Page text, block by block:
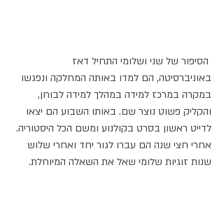
הסיפור של שני ושלומי התחיל דאז
באוניברסיטה, הם למדו באותה המחלקה ונפגשו
במקרה במרכז למידה במהלך למידה לבוחן,
והקליק פשוט נוצר שם. באותו השבוע הם יצאו
לדייט ראשון בסרט בקולנוע ומשם הכל היסטוריה.
אחרי חצי שנה הם עברו לגור יחד ואחרי שלוש
שנות זוגיות שלומי שאל את השאלה המיוחלת.